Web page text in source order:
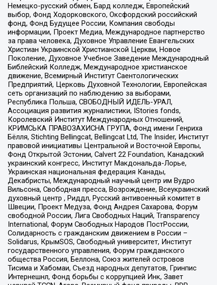
Немецко-русский обмен, Бард колледж, Европейский
выбор, Фонд Ходорковского, Оксфордский российский
фонд, Фонд Будущее России, Компания свободы
информации, Проект Медиа, Международное партнерство
за права человека, Духовное Управление Евангельских
Христиан Украинской Христианской Церкви, Новое
Поколение, Духовное Учебное Заведение Международный
Библейский Колледж, Международное христианское
движение, Всемирный Институт Саентологических
Предприятий, Церковь Духовной Технологии, Европейская
сеть организаций по наблюдению за выборами,
Республика Польша, СВОБОДНЫЙ ИДЕЛЬ-УРАЛ,
Ассоциация развития журналистики, IStories fonds,
Королевский Институт Международных Отношений,
КРИМСЬКА ПРАВОЗАХИСНА ГРУПА, Фонд имени Генриха
Бёлля, Stichting Bellingcat, Bellingcat Ltd, The Insider, Институт
правовой инициативы Центральной и Восточной Европы,
Фонд Открытой Эстонии, Calvert 22 Foundation, Канадский
украинский конгресс, Институт Макдональда-Лорье,
Украинская национальная федерация Канады,
Декабристы, Международный научный центр им Вудро
Вильсона, Свободная пресса, Возрождение, Всеукраинский
духовный центр , Риддл, Русский антивоенный комитет в
Швеции, Проект Медуза, Фонд Андрея Сахарова, Форум
свободной России, Лига Свободных Наций, Transparеncy
International, Форум Свободных Народов ПостРоссии,
Солидарность с гражданским движением в России –
Solidarus, КрымSOS, Свободный университет, Институт
государственного управления, Форум гражданского
общества Россия, Беллона, Союз жителей островов
Тисима и Хабомаи, Съезд народных депутатов, Гринпис
Интернешнл, Фонд борьбы с коррупцией Инк, Завет